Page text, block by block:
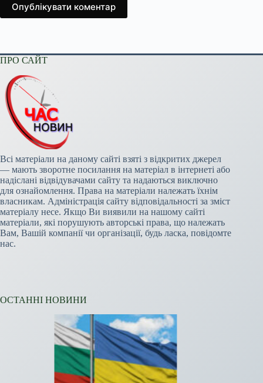
Опублікувати коментар
ПРО САЙТ
Всі матеріали на даному сайті взяті з відкритих джерел
— мають зворотне посилання на матеріал в інтернеті або
надіслані відвідувачами сайту та надаються виключно
для ознайомлення. Права на матеріали належать їхнім
власникам. Адміністрація сайту відповідальності за зміст
матеріалу несе. Якщо Ви виявили на нашому сайті
матеріали, які порушують авторські права, що належать
Вам, Вашій компанії чи організації, будь ласка, повідомте
нас.
ОСТАННІ НОВИНИ